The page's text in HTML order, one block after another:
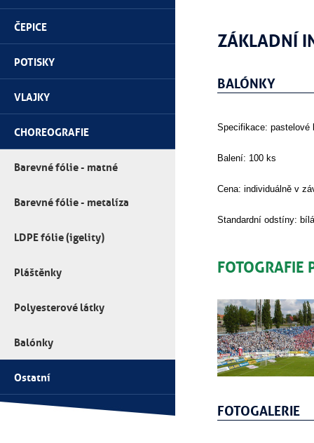
ČEPICE
POTISKY
VLAJKY
CHOREOGRAFIE
Barevné fólie - matné
Barevné fólie - metalíza
LDPE fólie (igelity)
Pláštěnky
Polyesterové látky
Balónky
Ostatní
ZÁKLADNÍ
BALÓNKY
Specifikace: pastelové
Balení: 100 ks
Cena: individuálně v
Standardní odstíny:
FOTOGRAFIE
FOTOGALERIE